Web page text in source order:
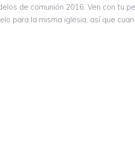
de comunión 2016. Ven con tu
para la misma iglesia, así que